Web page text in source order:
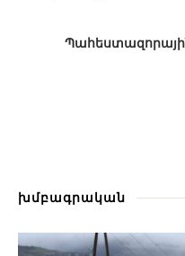
խմբագրական